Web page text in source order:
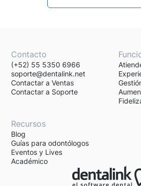
Contacto
(+52) 55 5350 6966
soporte@dentalink.net
Contactar a Ventas
Contactar a Soporte
Recursos
Blog
Guías para odontólogos
Eventos y Lives
Académico